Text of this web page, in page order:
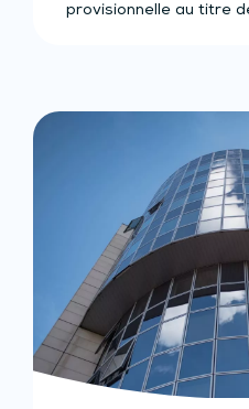
provisionnelle au titre